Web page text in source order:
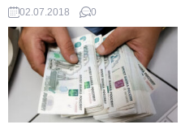
seçimlerin öne alınması
gündemde. Kulislerde 2019
martta yapılması gereken yerel
seçimlerin önümüzdeki kasım
ayında yapılacağı konuşulurken
muhalefetten CHP erken seçime
sıcak bakıyor.
02.07.2018 0